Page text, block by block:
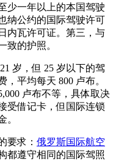
少一年以上的本国驾驶
纳公约的国际驾驶许可
内瓦许可证。第三，与
致的护照。
岁，但 25 岁以下的驾
平均每天 800 卢布。
卢布不等，具体取决
受借记卡，但国际连锁
。
要求： 俄罗斯国际航空
都遵守相同的国际驾照